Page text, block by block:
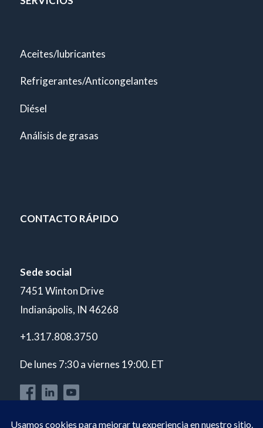
Aceites/lubricantes
Refrigerantes/Anticongelantes
Diésel
Análisis de grasas
CONTACTO RÁPIDO
Sede social
7451 Winton Drive
Indianápolis, IN 46268
+1.317.808.3750
De lunes 7:30 a viernes 19:00. ET